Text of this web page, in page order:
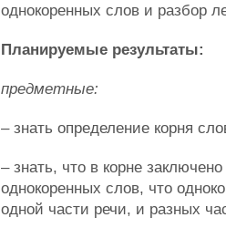
однокоренных слов и разбор
Планируемые результаты:
предметные:
– знать определение корня
– знать, что в корне
однокоренных слов, что
одной части речи, и разных